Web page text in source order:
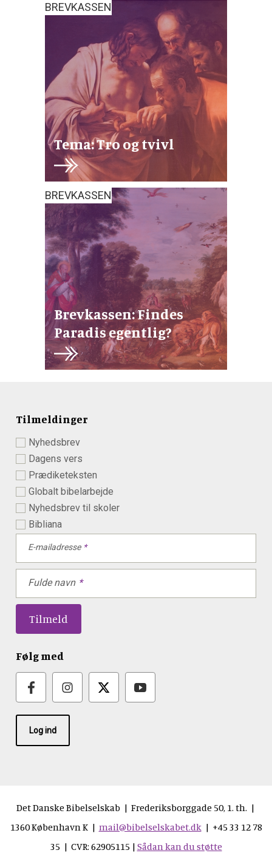
BREVKASSEN
Tema: Tro og tvivl
BREVKASSEN
Brevkassen: Findes
Paradis egentlig?
Tilmeldinger
Nyhedsbrev
Dagens vers
Prædiketeksten
Globalt bibelarbejde
Nyhedsbrev til skoler
Bibliana
E-mailadresse
Fulde navn
Følg med
Log ind
Det Danske Bibelselskab | Frederiksborggade 50, 1. th. |
1360 København K | mail@bibelselskabet.dk| +45 33 12 78
35 | CVR: 62905115 | Sådan kan du støtte